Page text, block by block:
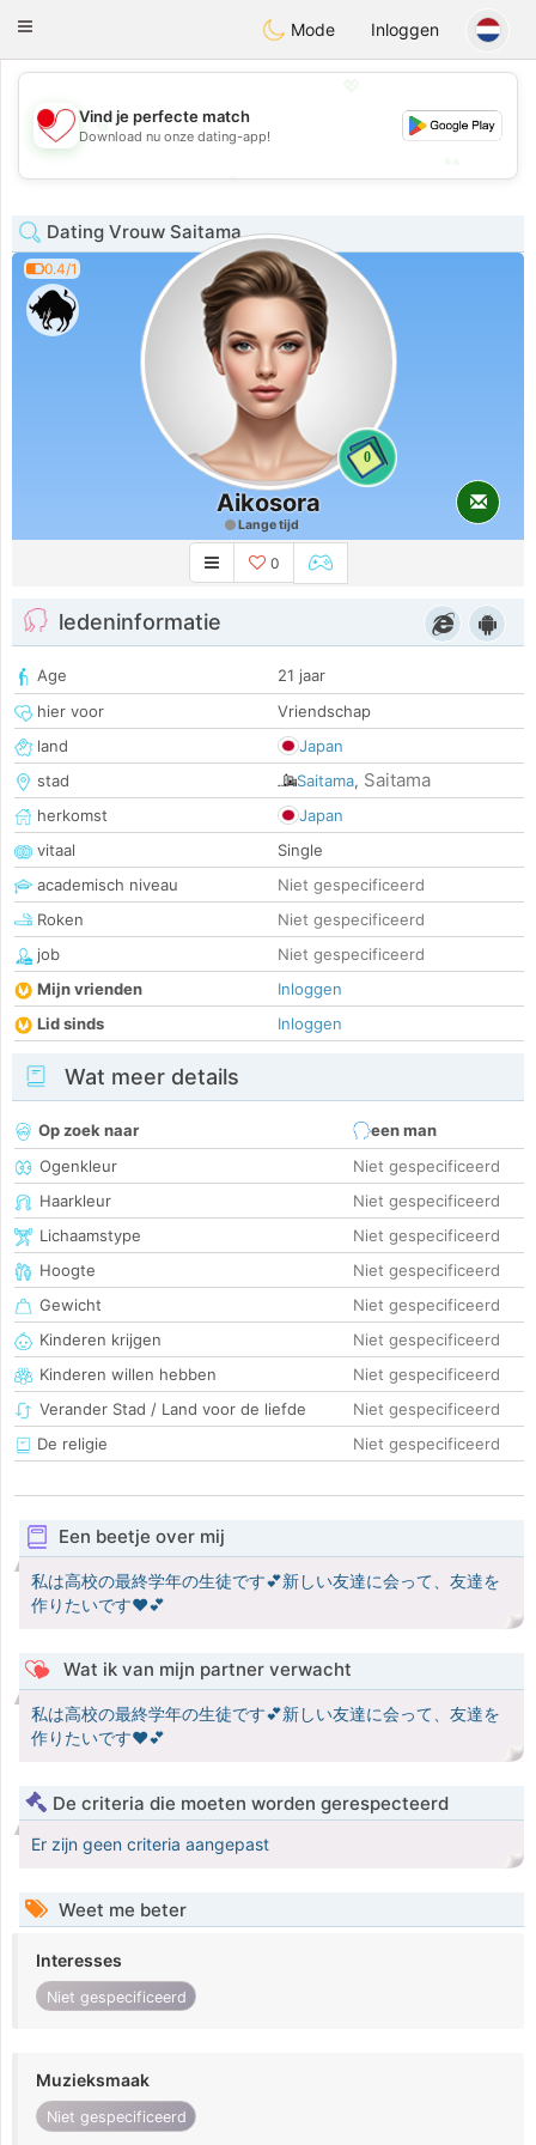
日本 Chat
Toggle
Mode Inloggen
💖
💕
Vind je perfecte match
Download nu onze dating-app!
Dating Vrouw Saitama
0.4/1
0
Aikosora
Lange tijd
0
ledeninformatie
Age
21 jaar
hier voor
Vriendschap
land
Japan
stad
Saitama, Saitama
herkomst
Japan
vitaal
Single
academisch niveau
Niet gespecificeerd
Roken
Niet gespecificeerd
job
Niet gespecificeerd
Mijn vrienden
Inloggen
Lid sinds
Inloggen
Wat meer details
Op zoek naar
een man
Ogenkleur
Niet gespecificeerd
Haarkleur
Niet gespecificeerd
Lichaamstype
Niet gespecificeerd
Hoogte
Niet gespecificeerd
Gewicht
Niet gespecificeerd
Kinderen krijgen
Niet gespecificeerd
Kinderen willen hebben
Niet gespecificeerd
Verander Stad / Land voor de liefde
Niet gespecificeerd
De religie
Niet gespecificeerd
Een beetje over mij
私は高校の最終学年の生徒です💕新しい友達に会って、友達を
作りたいです♥️💕
Wat ik van mijn partner verwacht
私は高校の最終学年の生徒です💕新しい友達に会って、友達を
作りたいです♥️💕
De criteria die moeten worden gerespecteerd
Er zijn geen criteria aangepast
Weet me beter
Interesses
Niet gespecificeerd
Muzieksmaak
Niet gespecificeerd